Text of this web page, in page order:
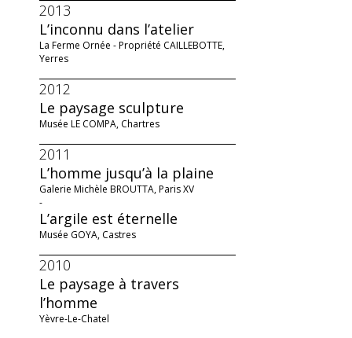
2013
L’inconnu dans l’atelier
La Ferme Ornée - Propriété CAILLEBOTTE,
Yerres
2012
Le paysage sculpture
Musée LE COMPA, Chartres
2011
L’homme jusqu’à la plaine
Galerie Michèle BROUTTA, Paris XV
-
L’argile est éternelle
Musée GOYA, Castres
2010
Le paysage à travers
l’homme
Yèvre-Le-Chatel